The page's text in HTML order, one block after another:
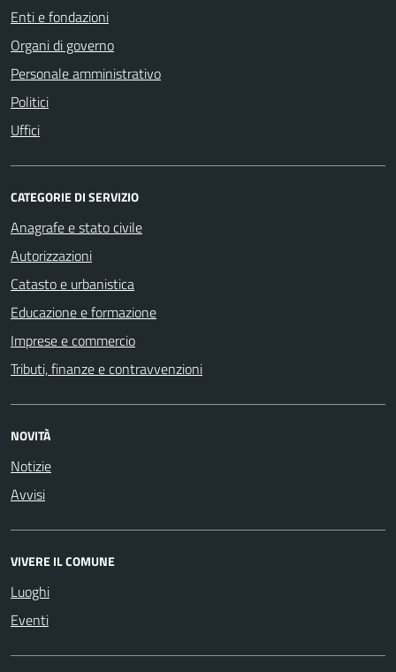
Enti e fondazioni
Organi di governo
Personale amministrativo
Politici
Uffici
CATEGORIE DI SERVIZIO
Anagrafe e stato civile
Autorizzazioni
Catasto e urbanistica
Educazione e formazione
Imprese e commercio
Tributi, finanze e contravvenzioni
NOVITÀ
Notizie
Avvisi
VIVERE IL COMUNE
Luoghi
Eventi